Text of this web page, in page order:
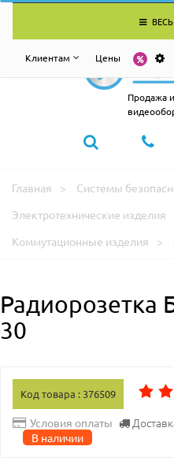
Клиентам Цены
Продажа
Главная
Системы
Электротехнические изделия
Коммутационные изделия
Радиорозетка
30
Код товара : 376509
Условия оплаты
В наличии